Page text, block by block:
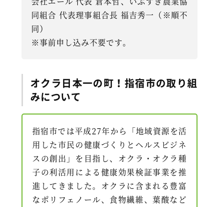
同組合 代表理事組合長 福吉秀一（※順不
同）
※事前申し込み不要です。
オクラ日本一の町！指宿市の取り組
みについて
指宿市では平成27年から「地域資源を活
用した市民の健康づくりとヘルスビジネ
スの創出」を目指し、オクラ・オクラ種
子の利活用による健康効果検証事業を推
進してきました。オクラに含まれる豊富
なポリフェノール、食物繊維、葉酸など